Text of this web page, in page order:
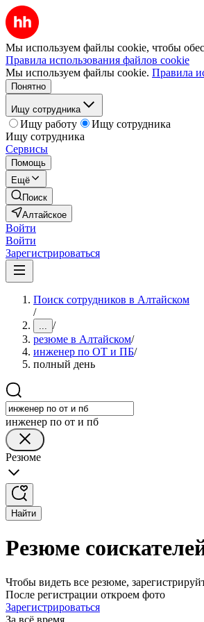
Мы используем файлы cookie, чтобы
Правила использования файлов cookie
Мы используем файлы cookie. Правила
Понятно
Ищу сотрудника
Ищу работу
Ищу сотрудника
Ищу сотрудника
Сервисы
Помощь
Ещё
Поиск
Алтайское
Войти
Войти
Зарегистрироваться
Поиск сотрудников в Алтайском
/
... /
резюме в Алтайском/
инженер по ОТ и ПБ/
полный день
инженер по от и пб
Резюме
Найти
Резюме
Чтобы видеть все резюме,
После регистрации откроем фото
Зарегистрироваться
За всё время